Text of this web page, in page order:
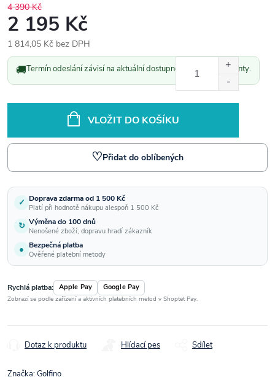
4 390 Kč
2 195 Kč
1 814,05 Kč bez DPH
Měrná
cena:
🚚Termín odeslání závisí na aktuální dostupnosti vybrané varianty.
VLOŽIT DO KOŠÍKU
♡Přidat do oblíbených
✓ Doprava zdarma od 1 500 Kč
Platí při hodnotě nákupu alespoň 1 500 Kč
↻ Výměna do 100 dnů
Nenošené zboží; dopravu hradí zákazník
● Bezpečná platba
Ověřené platební metody
Rychlá platba: Apple Pay Google Pay
Zobrazí se podle zařízení a aktivních platebních metod v Shoptet Pay.
Dotaz k produktu Hlídací pes Sdílet
Značka:Golfino